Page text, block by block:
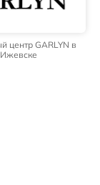
центр GARLYN в
Ижевске